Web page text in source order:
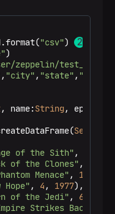
"csv")
)
zeppelin/test_data/
, "city" , "state" ,
, name:String, episode:
Seq
of the Sith" ,
of the Clones" ,
Menace" , 1
Hope" , 4 , 1977),
of the Jedi" , 6
Strikes Back"